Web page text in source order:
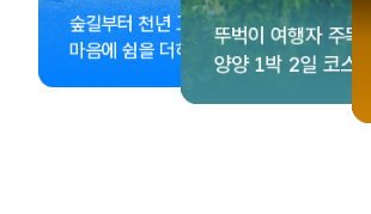
<동궁> 여운 따라🎬
떠나는 해남 여행
수집!
기념품숍 3곳⭐
더 재미있어지는숲길부터 천년 고찰까지!
마음에 쉼을 더하는 부안
뚜벅이 여행자 주목🚶
양양 1박 2일 코스